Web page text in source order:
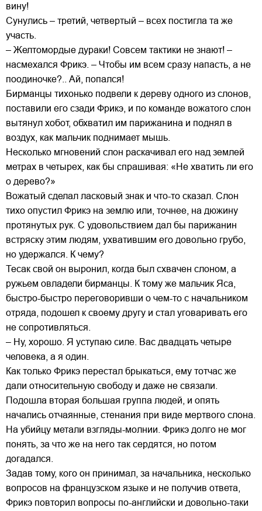
вину!
Сунулись – третий, четвертый – всех постигла та же
участь.
– Желтомордые дураки! Совсем тактики не знают! –
насмехался Фрикэ. – Чтобы им всем сразу напасть, а не
поодиночке?.. Ай, попался!
Бирманцы тихонько подвели к дереву одного из слонов,
поставили его сзади Фрикэ, и по команде вожатого слон
вытянул хобот, обхватил им парижанина и поднял в
воздух, как мальчик поднимает мышь.
Несколько мгновений слон раскачивал его над землей
метрах в четырех, как бы спрашивая: «Не хватить ли его
о дерево?»
Вожатый сделал ласковый знак и что-то сказал. Слон
тихо опустил Фрикэ на землю или, точнее, на дюжину
протянутых рук. С удовольствием дал бы парижанин
встряску этим людям, ухватившим его довольно грубо,
но удержался. К чему?
Тесак свой он выронил, когда был схвачен слоном, а
ружьем овладели бирманцы. К тому же мальчик Яса,
быстро-быстро переговоривши о чем-то с начальником
отряда, подошел к своему другу и стал уговаривать его
не сопротивляться.
– Ну, хорошо. Я уступаю силе. Вас двадцать четыре
человека, а я один.
Как только Фрикэ перестал брыкаться, ему тотчас же
дали относительную свободу и даже не связали.
Подошла вторая большая группа людей, и опять
начались отчаянные, стенания при виде мертвого слона.
На убийцу метали взгляды-молнии. Фрикэ долго не мог
понять, за что же на него так сердятся, но потом
догадался.
Задав тому, кого он принимал, за начальника, несколько
вопросов на французском языке и не получив ответа,
Фрикэ повторил вопросы по-английски и довольно-таки